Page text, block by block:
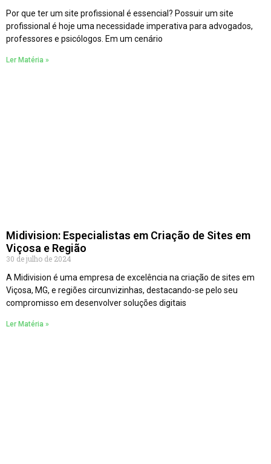
Por que ter um site profissional é essencial? Possuir um site
profissional é hoje uma necessidade imperativa para advogados,
professores e psicólogos. Em um cenário
Ler Matéria »
Midivision: Especialistas em Criação de Sites em
Viçosa e Região
30 de julho de 2024
A Midivision é uma empresa de excelência na criação de sites em
Viçosa, MG, e regiões circunvizinhas, destacando-se pelo seu
compromisso em desenvolver soluções digitais
Ler Matéria »